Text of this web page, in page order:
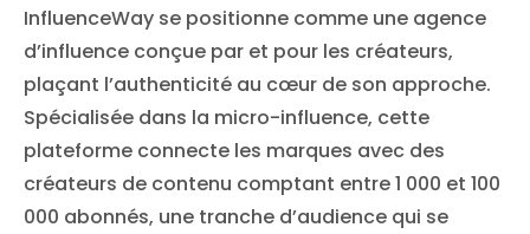
InfluenceWay se positionne comme une agence
d’influence conçue par et pour les créateurs,
plaçant l’authenticité au cœur de son approche.
Spécialisée dans la micro-influence, cette
plateforme connecte les marques avec des
créateurs de contenu comptant entre 1 000 et 100
000 abonnés, une tranche d’audience qui se